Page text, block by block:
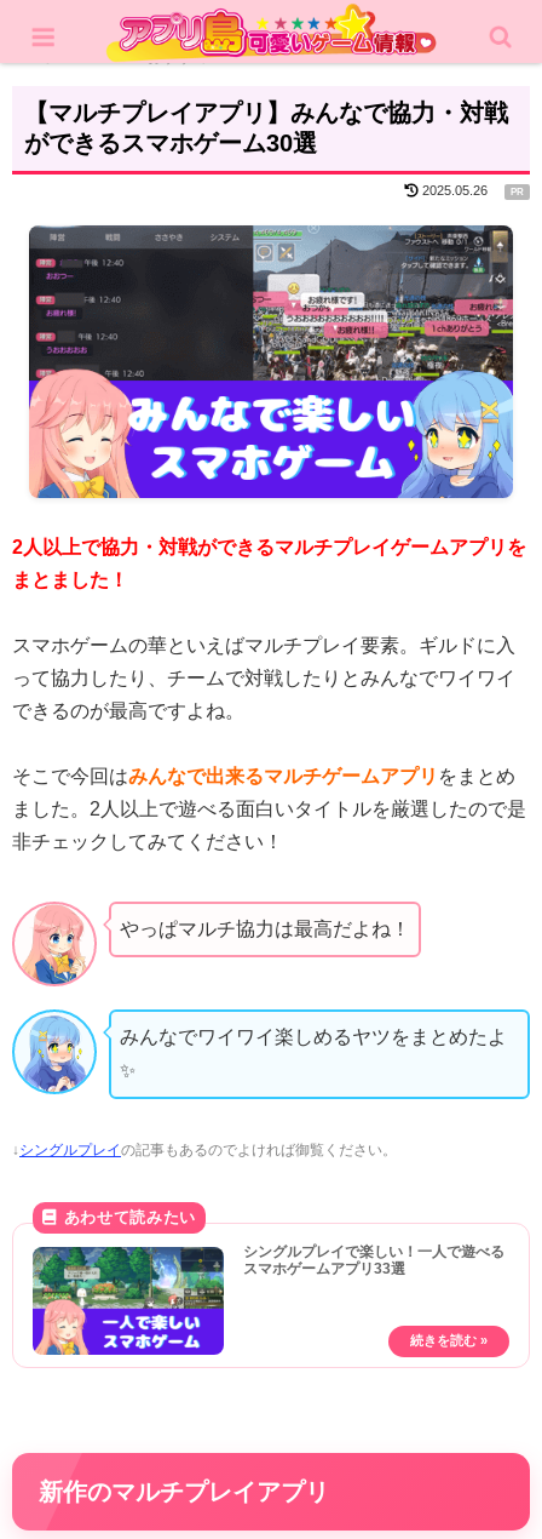
おすすめ
【マルチプレイアプリ】みんなで協力・対戦
ができるスマホゲーム30選
2025.05.26
2人以上で協力・対戦ができるマルチプレイゲームアプリを
まとました！
スマホゲームの華といえばマルチプレイ要素。ギルドに入
って協力したり、チームで対戦したりとみんなでワイワイ
できるのが最高ですよね。
そこで今回はみんなで出来るマルチゲームアプリ をまとめ
ました。2人以上で遊べる面白いタイトルを厳選したので是
非チェックしてみてください！
やっぱマルチ協力は最高だよね！
みんなでワイワイ楽しめるヤツをまとめたよ
✨
↓シングルプレイの記事もあるのでよければ御覧ください。
シングルプレイで楽しい！一人で遊べる
スマホゲームアプリ33選
新作のマルチプレイアプリ